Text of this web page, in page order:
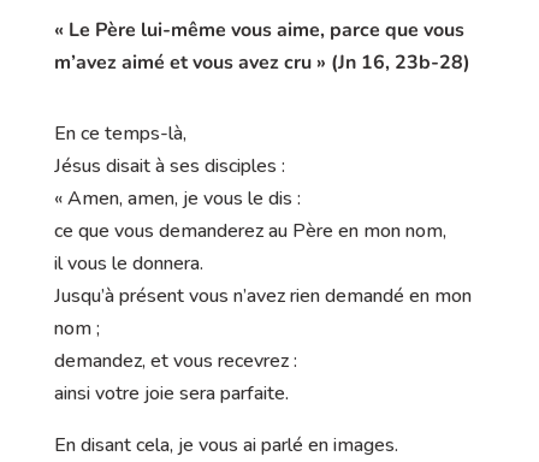
« Le Père lui-même vous aime, parce que vous
m’avez aimé et vous avez cru » (Jn 16, 23b-28)
En ce temps-là,
Jésus disait à ses disciples :
« Amen, amen, je vous le dis :
ce que vous demanderez au Père en mon nom,
il vous le donnera.
Jusqu’à présent vous n’avez rien demandé en mon
nom ;
demandez, et vous recevrez :
ainsi votre joie sera parfaite.
En disant cela, je vous ai parlé en images.